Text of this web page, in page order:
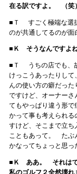
在る訳ですよ。 （笑）
■Ｔ すごく極端な選
のが共通してるのが
■Ｋ そうなんですよ
■Ｔ うちの店でも、
けっこうあったりし
んの使い方の癖だっ
ですけど、オーナーさ
てもやっぱり違う形で
かって事も考えられ
すけど、そこまで立ち
こともあって。 たぶ
かなってちょっと思
■Ｋ ああ。 それはで
私のゴルフ２全然壊